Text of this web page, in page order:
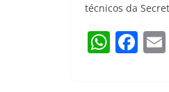
técnicos da
W F